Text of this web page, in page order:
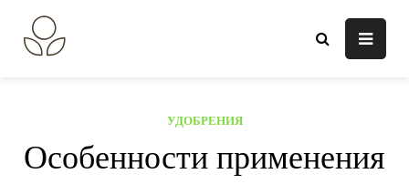
содержанию
УДОБРЕНИЯ
Особенности применения